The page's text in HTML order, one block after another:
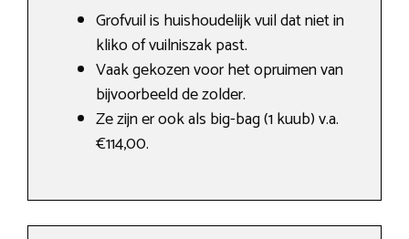
Grofvuil is huishoudelijk vuil dat niet in
kliko of vuilniszak past.
Vaak gekozen voor het opruimen van
bijvoorbeeld de zolder.
Ze zijn er ook als big-bag (1 kuub) v.a.
€114,00.